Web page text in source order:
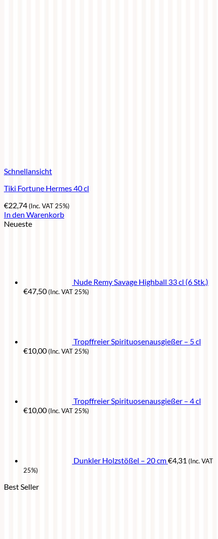
Schnellansicht
Tiki Fortune Hermes 40 cl
€22,74(Inc. VAT 25%)
In den Warenkorb
Neueste
Nude Remy Savage Highball 33 cl (6 Stk.)
€47,50(Inc. VAT 25%)
Tropffreier Spirituosenausgießer – 5 cl
€10,00(Inc. VAT 25%)
Tropffreier Spirituosenausgießer – 4 cl
€10,00(Inc. VAT 25%)
Dunkler Holzstößel – 20 cm€4,31 (Inc. VAT
25%)
Best Seller